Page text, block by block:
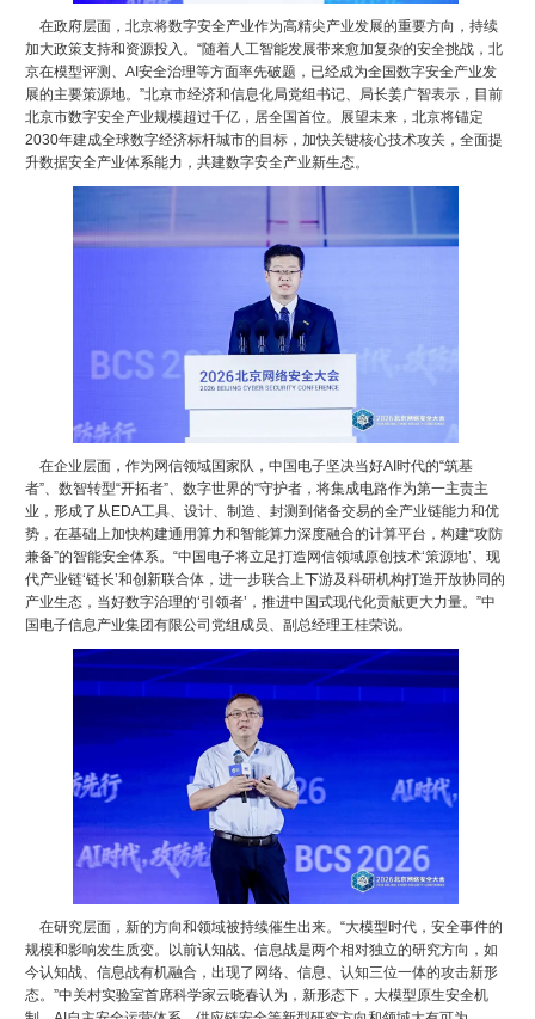
在政府层面，北京将数字安全产业作为高精尖产业发展的重要方向，持续
加大政策支持和资源投入。“随着人工智能发展带来愈加复杂的安全挑战，北
京在模型评测、AI安全治理等方面率先破题，已经成为全国数字安全产业发
展的主要策源地。”北京市经济和信息化局党组书记、局长姜广智表示，目前
北京市数字安全产业规模超过千亿，居全国首位。展望未来，北京将锚定
2030年建成全球数字经济标杆城市的目标，加快关键核心技术攻关，全面提
升数据安全产业体系能力，共建数字安全产业新生态。
在企业层面，作为网信领域国家队，中国电子坚决当好AI时代的“筑基
者”、数智转型“开拓者”、数字世界的“守护者，将集成电路作为第一主责主
业，形成了从EDA工具、设计、制造、封测到储备交易的全产业链能力和优
势，在基础上加快构建通用算力和智能算力深度融合的计算平台，构建“攻防
兼备”的智能安全体系。“中国电子将立足打造网信领域原创技术‘策源地’、现
代产业链‘链长’和创新联合体，进一步联合上下游及科研机构打造开放协同的
产业生态，当好数字治理的‘引领者’，推进中国式现代化贡献更大力量。”中
国电子信息产业集团有限公司党组成员、副总经理王桂荣说。
在研究层面，新的方向和领域被持续催生出来。“大模型时代，安全事件的
规模和影响发生质变。以前认知战、信息战是两个相对独立的研究方向，如
今认知战、信息战有机融合，出现了网络、信息、认知三位一体的攻击新形
态。”中关村实验室首席科学家云晓春认为，新形态下，大模型原生安全机